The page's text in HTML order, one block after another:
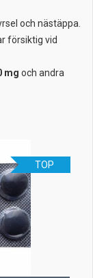
och nästäppa.
försiktig vid
mg och andra
TOP